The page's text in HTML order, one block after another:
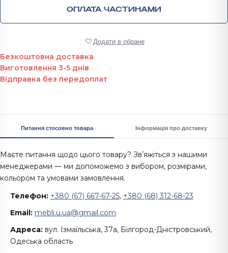
ОПЛАТА ЧАСТИНАМИ
Додати в обране
Безкоштовна доставка
Виготовлення 3-5 днів
Відправка без передоплат
Питання стосовно товара Інформація про доставку
Маєте питання щодо цього товару? Звʼяжіться з нашими
менеджерами — ми допоможемо з вибором, розмірами,
кольором та умовами замовлення.
Телефон: +380 (67) 667-67-25, +380 (68) 312-68-23
Email: mebli.u.ua@gmail.com
Адреса: вул. Ізмаїльська, 37а, Білгород-Дністровський,
Одеська область